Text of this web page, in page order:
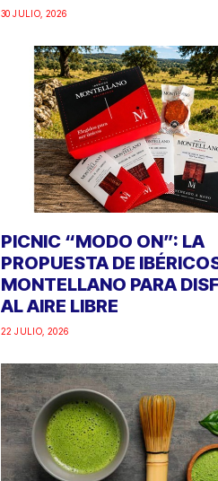
30 JULIO, 2026
PICNIC “MODO ON”: LA
PROPUESTA DE
MONTELLANO PARA
AL AIRE LIBRE
22 JULIO, 2026